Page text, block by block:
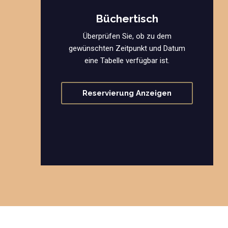
Büchertisch
Überprüfen Sie, ob zu dem
gewünschten Zeitpunkt und Datum
eine Tabelle verfügbar ist.
Reservierung Anzeigen